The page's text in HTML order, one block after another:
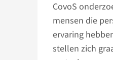
CovoS
mensen die
ervaring
stellen zich